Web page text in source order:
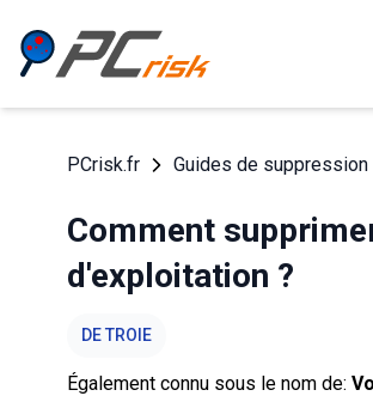
PCrisk.fr Guides de suppression
Comment
d'exploitation ?
DE TROIE
Également connu sous le nom de: